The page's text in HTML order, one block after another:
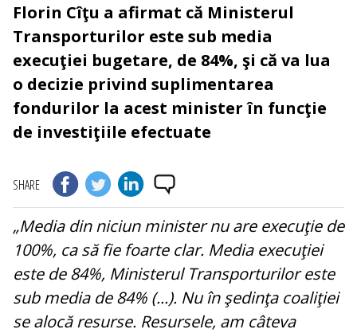
Florin Cîţu a afirmat că Ministerul
Transporturilor este sub media
execuţiei bugetare, de 84%, şi că va lua
o decizie privind suplimentarea
fondurilor la acest minister în funcţie
de investiţiile efectuate
SHARE
„Media din niciun minister nu are execuţie de
100%, ca să fie foarte clar. Media execuţiei
este de 84%, Ministerul Transporturilor este
sub media de 84% (...). Nu în şedinţa coaliţiei
se alocă resurse. Resursele, am câteva